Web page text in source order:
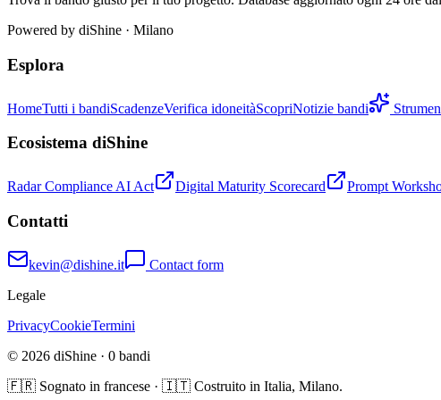
Powered by diShine · Milano
Esplora
HomeTutti i bandiScadenzeVerifica idoneitàScopriNotizie bandi
Ecosistema diShine
Radar Compliance AI Act Digital Maturity Scorecard Prompt
Contatti
kevin@dishine.it
Contact form
Legale
PrivacyCookieTermini
© 2026 diShine · 0 bandi
🇫🇷 Sognato in francese · 🇮🇹 Costruito in Italia, Milano.